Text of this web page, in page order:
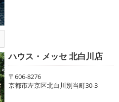
ハウス・メッセ 北白川店
〒606-8276
京都市左京区北白川別当町30-3